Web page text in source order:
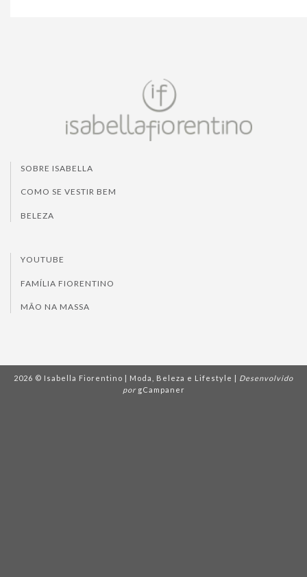
SOBRE ISABELLA
COMO SE VESTIR BEM
BELEZA
YOUTUBE
FAMÍLIA FIORENTINO
MÃO NA MASSA
2026 © Isabella Fiorentino | Moda, Beleza e Lifestyle | Desenvolvido
por gCampaner